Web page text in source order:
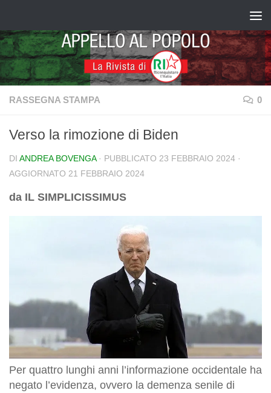
RASSEGNA STAMPA 0
Verso la rimozione di Biden
DI ANDREA BOVENGA · PUBBLICATO 23 FEBBRAIO 2024 ·
AGGIORNATO 21 FEBBRAIO 2024
da IL SIMPLICISSIMUS
Per quattro lunghi anni l’informazione occidentale ha
negato l’evidenza, ovvero la demenza senile di